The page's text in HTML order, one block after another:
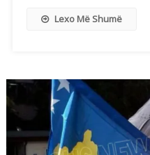
Lexo Më Shumë